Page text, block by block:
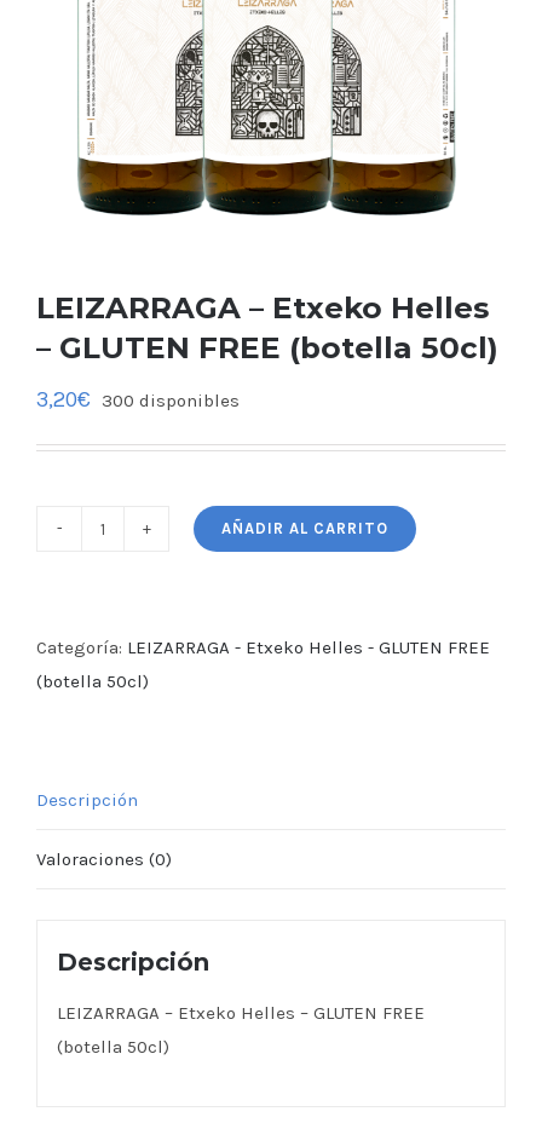
LEIZARRAGA – Etxeko Helles
– GLUTEN FREE (botella 50cl)
3,20€ 300 disponibles
LEIZARRAGA
Helles
cantidad
AÑADIR AL CARRITO
Categoría: LEIZARRAGA - Etxeko Helles - GLUTEN FREE
(botella 50cl)
Descripción
Valoraciones (0)
Descripción
LEIZARRAGA – Etxeko Helles – GLUTEN FREE
(botella 50cl)